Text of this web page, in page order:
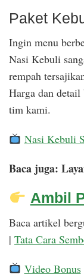
Paket
Ingin menu
Nasi Kebuli
rempah
Harga dan detail
tim kami.
Nasi Kebuli
Baca juga:
Ambil
Baca artikel
| Tata Cara
Video Bonus